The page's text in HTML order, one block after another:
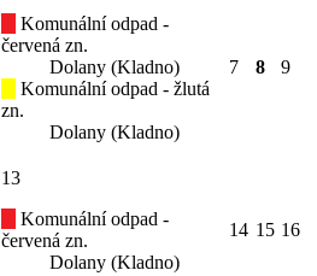
Komunální odpad -
červená zn.
Dolany (Kladno)
Komunální odpad - žlutá
zn.
Dolany (Kladno)
7 8 9
13
Komunální odpad -
červená zn.
Dolany (Kladno)
14 15 16